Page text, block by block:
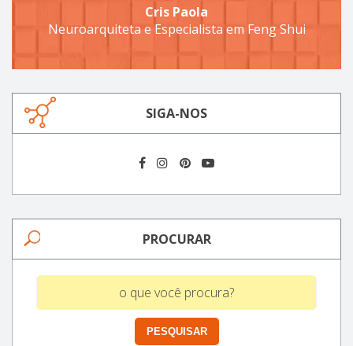
Cris Paola
Neuroarquiteta e Especialista em Feng Shui
SIGA-NOS
PROCURAR